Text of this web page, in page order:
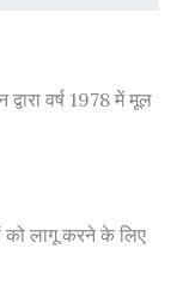
वर्ष 1978 में मूल
को लागू करने के लिए